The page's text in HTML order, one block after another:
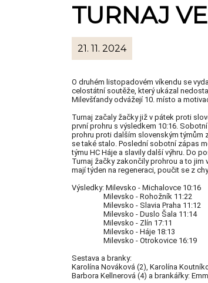
TURNAJ
21. 11. 2024
O druhém listopadovém víkendu se
celostátní soutěže, který ukázal
Milevšťandy odvážejí 10. místo a
Turnaj začaly žačky již v pátek proti
první prohru s výsledkem 10:16.
prohru proti dalším slovenským týmům
se také stalo. Poslední sobotní zápas
týmu HC Háje a slavily další výhru. Do
Turnaj žačky zakončily prohrou a to
mají týden na regeneraci, poučit se z
Výsledky: Milevsko - Michalovce 10:16
Milevsko - Rohožník 11:22
Milevsko - Slavia Praha 11:12
Milevsko - Duslo Šala 11:14
Milevsko - Zlín 17:11
Milevsko - Háje 18:13
Milevsko - Otrokovice 16:19
Sestava a branky:
Karolína Nováková (2), Karolína
Barbora Kellnerová (4) a brankářky: